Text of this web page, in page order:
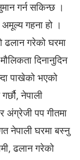
गर्न सकिन्छ ।
गहना हो ।
ढलान गरेको घरमा
दिनानुदिन
पाखेको भएको
नेपाली
अंग्रेजी पप गीतमा
नेपाली घरमा बस्नु
ढलान गरेको